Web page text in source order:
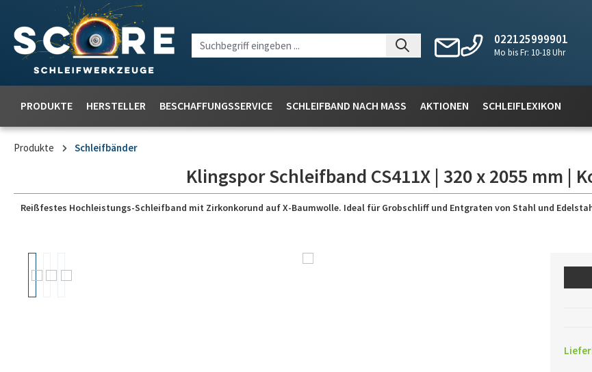
022125999901
Mo bis Fr: 10-18 Uhr
PRODUKTE HERSTELLER BESCHAFFUNGSSERVICE SCHLEIFBAND NACH MASS AKTIONEN SCHLEIFLEXIKON
Produkte Schleifbänder
Klingspor Schleifband CS411X | 320 x 2055 mm |
Reißfestes Hochleistungs-Schleifband mit Zirkonkorund auf X-Baumwolle. Ideal für Grobschliff und Entgraten von Stahl und